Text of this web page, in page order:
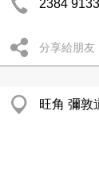
2384 9133
分享給朋友
旺角 彌敦